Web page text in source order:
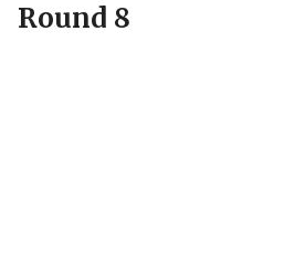
Round 8